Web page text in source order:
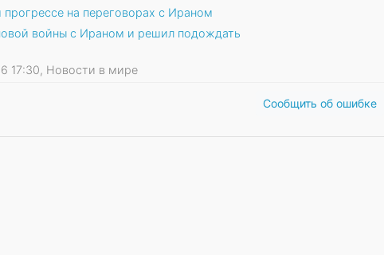
на переговорах с Ираном
войны с Ираном и решил подождать
17:30, Новости в мире
Сообщить об ошибке